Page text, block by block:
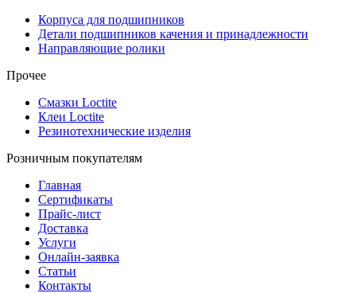
Корпуса для подшипников
Детали подшипников качения и принадлежности
Направляющие ролики
Прочее
Смазки Loctite
Клеи Loctite
Резинотехнические изделия
Розничным покупателям
Главная
Сертификаты
Прайс-лист
Доставка
Услуги
Онлайн-заявка
Статьи
Контакты